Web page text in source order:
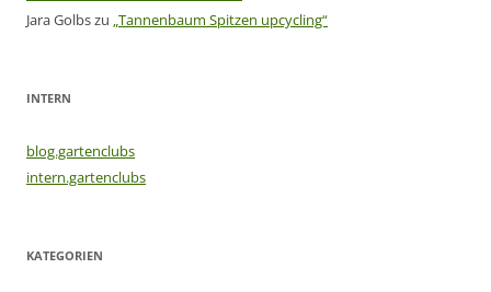
Jara Golbszu „Tannenbaum Spitzen upcycling“
INTERN
blog.gartenclubs
intern.gartenclubs
KATEGORIEN